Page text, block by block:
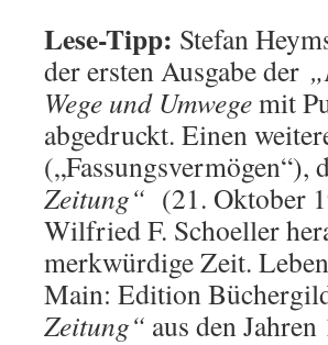
Lese-Tipp: Stefan
der ersten Ausgabe der „
Wege und Umwegemit
abgedruckt. Einen
Zeitung“ (21. Oktober
Wilfried F. Schoeller
merkwürdige Zeit.
Main: Edition
Zeitung“ aus den